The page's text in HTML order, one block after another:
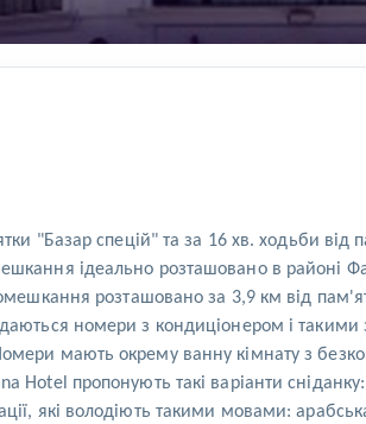
"Базар спецій" та за 16 хв. ходьби
ідеально розташовано в районі
розташовано за 3,9 км від
номери з кондиціонером і
мають окрему ванну кімнату з
пропонують такі варіанти
які володіють такими мовами: